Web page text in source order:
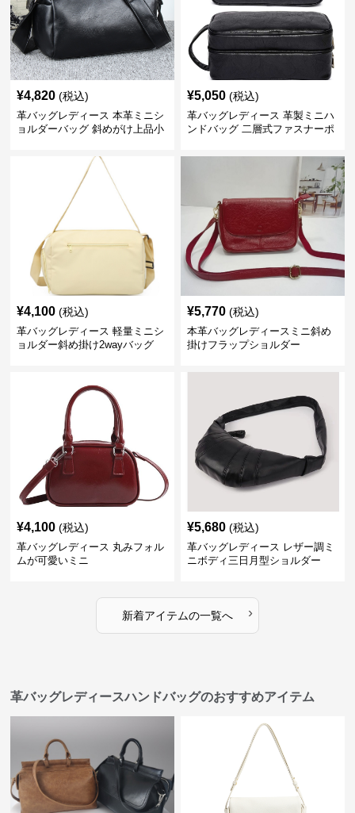
¥4,820 (税込)
革バッグレディース 本革ミニシ
ョルダーバッグ 斜めがけ上品小
¥5,050 (税込)
革バッグレディース 革製ミニハ
ンドバッグ 二層式ファスナーポ
¥4,100 (税込)
革バッグレディース 軽量ミニシ
ョルダー斜め掛け2wayバッグ
¥5,770 (税込)
本革バッグレディースミニ斜め
掛けフラップショルダー
¥4,100 (税込)
革バッグレディース 丸みフォル
ムが可愛いミニ
¥5,680 (税込)
革バッグレディース レザー調ミ
ニボディ三日月型ショルダー
新着アイテムの一覧へ ›
革バッグレディースハンドバッグのおすすめアイテム